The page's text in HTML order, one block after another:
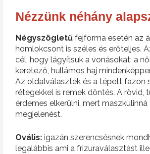
Nézzünk néhány
Négyszögletűfejforma esetén az
homlokcsont is széles és erőteljes.
cél, hogy lágyítsuk a vonásokat: a
keretező, hullámos haj
Az oldalválaszték és a tépett fazon
rétegekkel is remek döntés. A rövid,
érdemes elkerülni, mert maszkulinná
megjelenést.
Ovális:igazán szerencsésnek
legalábbis ami a frizuraválasztást